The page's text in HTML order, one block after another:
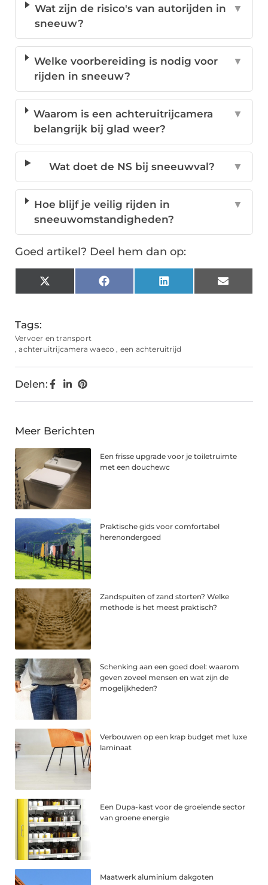
Wat zijn de risico's van autorijden in
sneeuw?
▼
Welke voorbereiding is nodig voor
rijden in sneeuw?
▼
Waarom is een achteruitrijcamera
belangrijk bij glad weer?
▼
Wat doet de NS bij sneeuwval? ▼
Hoe blijf je veilig rijden in
sneeuwomstandigheden?
▼
Goed artikel? Deel hem dan op:
X
(Twitter)
Facebook LinkedIn Email
Tags:
Vervoer en transport
,achteruitrijcamera waeco , een achteruitrijd
Delen:
Meer Berichten
Een frisse upgrade voor je toiletruimte
met een douchewc
Praktische gids voor comfortabel
herenondergoed
Zandspuiten of zand storten? Welke
methode is het meest praktisch?
Schenking aan een goed doel: waarom
geven zoveel mensen en wat zijn de
mogelijkheden?
Verbouwen op een krap budget met luxe
laminaat
Een Dupa-kast voor de groeiende sector
van groene energie
Maatwerk aluminium dakgoten